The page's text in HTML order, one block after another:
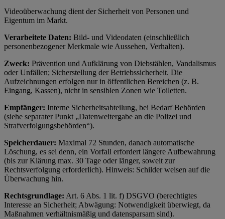
Videoüberwachung dient der Sicherheit von Personen und
Eigentum im Markt.
Verarbeitete Daten: Bild- und Videodaten (einschließlich
personenbezogener Merkmale wie Aussehen, Verhalten).
Zweck: Prävention und Aufklärung von Diebstählen, Vandalismus
oder Unfällen; Sicherstellung der Betriebssicherheit. Die
Aufzeichnungen erfolgen nur in öffentlichen Bereichen (z. B.
Eingang, Kassen), nicht in sensiblen Zonen wie Toiletten.
Empfänger: Interne Sicherheitsabteilung, bei Bedarf Behörden
(siehe separater Punkt „Datenweitergabe an die Polizei und
Strafverfolgungsbehörden“).
Speicherdauer: Maximal 72 Stunden, danach automatische
Löschung, es sei denn, ein Vorfall erfordert längere Aufbewahrung
(bis zur Klärung max. 30 Tage oder länger, soweit zur
Rechtsverfolgung erforderlich). Hinweis: Schilder weisen auf die
Überwachung hin.
Rechtsgrundlage: Art. 6 Abs. 1 lit. f) DSGVO (berechtigtes
Interesse an Sicherheit; Abwägung: Notwendigkeit überwiegt, da
Maßnahmen verhältnismäßig und datensparsam sind).